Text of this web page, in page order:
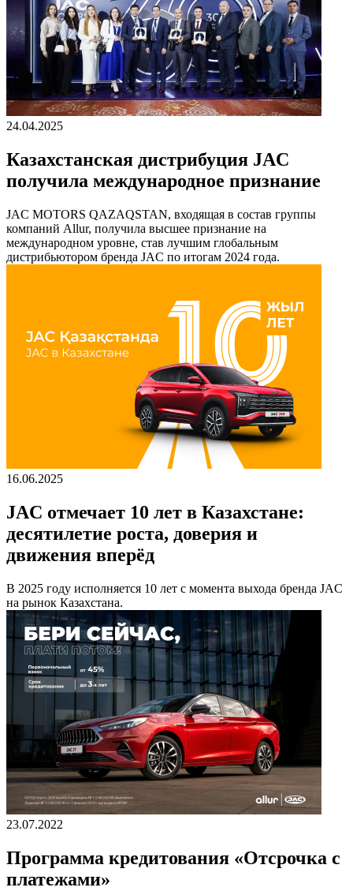
24.04.2025
Казахстанская дистрибуция JAC
получила международное признание
JAC MOTORS QAZAQSTAN, входящая в состав группы
компаний Allur, получила высшее признание на
международном уровне, став лучшим глобальным
дистрибьютором бренда JAC по итогам 2024 года.
16.06.2025
JAC отмечает 10 лет в Казахстане:
десятилетие роста, доверия и
движения вперёд
В 2025 году исполняется 10 лет с момента выхода бренда JAC
на рынок Казахстана.
23.07.2022
Программа кредитования «Отсрочка с
платежами»